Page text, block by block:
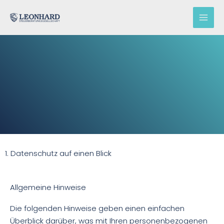
InhaltDatenschutzeklärung
1. Datenschutz auf einen Blick
Allgemeine Hinweise
Die folgenden Hinweise geben einen einfachen
Überblick darüber, was mit Ihren personenbezogenen